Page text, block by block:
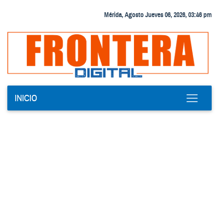
Mérida, Agosto Jueves 06, 2026, 03:46 pm
INICIO